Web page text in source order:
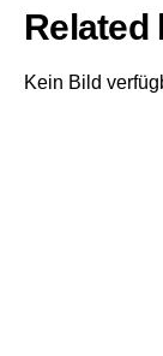
Related
Kein Bild